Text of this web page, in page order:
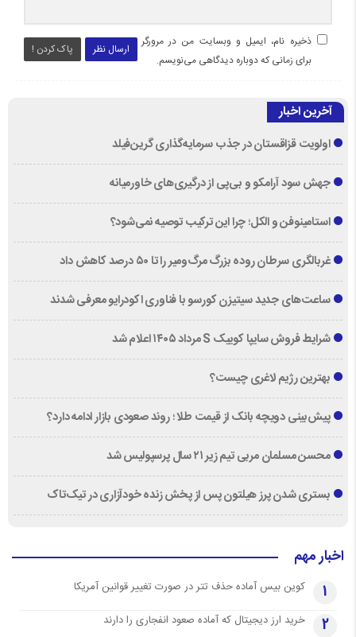
ارسال نظر پاک کردن !
ذخیره نام، ایمیل و وبسایت من در مرورگر
برای زمانی که دوباره دیدگاهی می‌نویسم.
آخرین اخبار
اولویت قزاقستان در جذب سرمایه‌گذاری گرین‌فیلد
جهش سود آرامکو و بی‌پی از درگیری‌های خاورمیانه
استامینوفن و الکل؛ چرا این ترکیب توصیه نمی‌شود؟
غربالگری سرطان روده بزرگ مرگ‌ومیر را تا ۵۰ درصد کاهش داد
ساعت‌های جدید سیتیزن کورسو با فناوری اکودرایو معرفی شدند
شرایط فروش سایپا کوییک S مرداد ۱۴۰۵ اعلام شد
بهترین رژیم لاغری چیست؟
پیش‌بینی دویچه‌ بانک از قیمت طلا ؛ روند صعودی بازار ادامه دارد؟
محسن مسلمان مربی تیم زیر ۲۱ سال پرسپولیس شد
بستری شدن پرز هیلتون پس از پخش زنده خودآزاری در تیک‌تاک
اخبار مهم
1 کوین بیس آماده حذف تتر در صورت تغییر قوانین آمریکا
2 خرید ارز دیجیتال که آماده صعود انفجاری را دارند